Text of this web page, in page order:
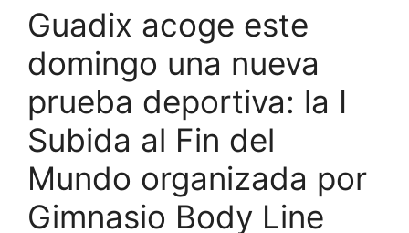
Guadix acoge este
domingo una nueva
prueba deportiva: la I
Subida al Fin del
Mundo organizada por
Gimnasio Body Line